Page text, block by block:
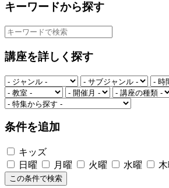
キーワードから探す
講座を詳しく探す
条件を追加
キッズ
日曜
月曜 火曜 水曜
この条件で検索